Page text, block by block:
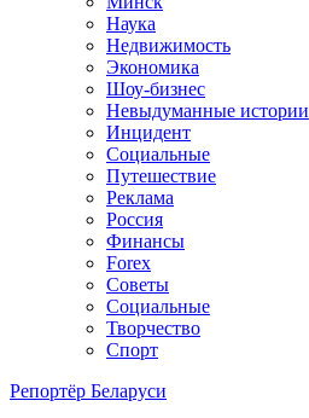
Наука
Недвижимость
Экономика
Шоу-бизнес
Невыдуманные истории
Инцидент
Социальные
Путешествие
Реклама
Россия
Финансы
Forex
Советы
Социальные
Творчество
Спорт
Репортёр Беларуси